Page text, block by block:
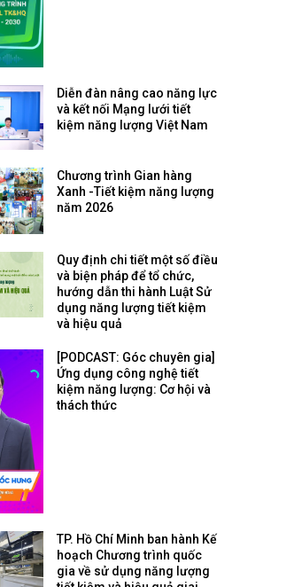
Diễn đàn nâng cao năng lực
và kết nối Mạng lưới tiết
kiệm năng lượng Việt Nam
Chương trình Gian hàng
Xanh -Tiết kiệm năng lượng
năm 2026
Quy định chi tiết một số điều
và biện pháp để tổ chức,
hướng dẫn thi hành Luật Sử
dụng năng lượng tiết kiệm
và hiệu quả
[PODCAST: Góc chuyên gia]
Ứng dụng công nghệ tiết
kiệm năng lượng: Cơ hội và
thách thức
TP. Hồ Chí Minh ban hành Kế
hoạch Chương trình quốc
gia về sử dụng năng lượng